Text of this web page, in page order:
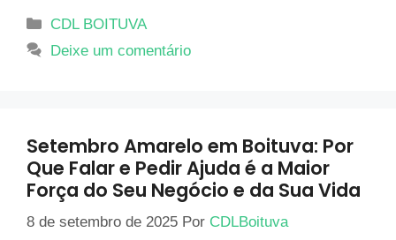
CDL BOITUVA
Deixe um comentário
Setembro Amarelo em Boituva: Por
Que Falar e Pedir Ajuda é a Maior
Força do Seu Negócio e da Sua Vida
8 de setembro de 2025 Por CDLBoituva